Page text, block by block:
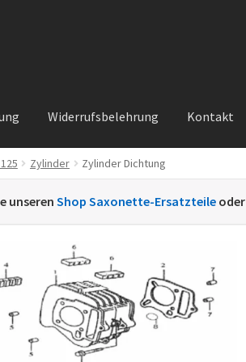
Widerrufsbelehrung Kontakt
KontaktSachs ErsatzteileSachsteile
Zylinder Zylinder Dichtung
unseren Shop Saxonette-Ersatzteile oder